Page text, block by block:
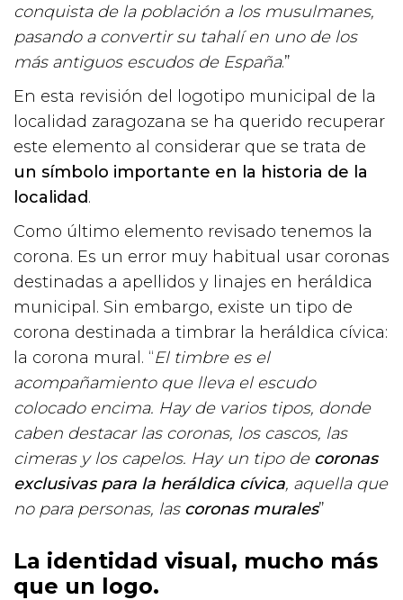
conquista de la población a los musulmanes,
pasando a convertir su tahalí en uno de los
más antiguos escudos de España.”
En esta revisión del logotipo municipal de la
localidad zaragozana se ha querido recuperar
este elemento al considerar que se trata de
un símbolo importante en la historia de la
localidad.
Como último elemento revisado tenemos la
corona. Es un error muy habitual usar coronas
destinadas a apellidos y linajes en heráldica
municipal. Sin embargo, existe un tipo de
corona destinada a timbrar la heráldica cívica:
la corona mural. “El timbre es el
acompañamiento que lleva el escudo
colocado encima. Hay de varios tipos, donde
caben destacar las coronas, los cascos, las
cimeras y los capelos. Hay un tipo de coronas
exclusivas para la heráldica cívica, aquella que
no para personas, las coronas murales”
La identidad visual, mucho más
que un logo.